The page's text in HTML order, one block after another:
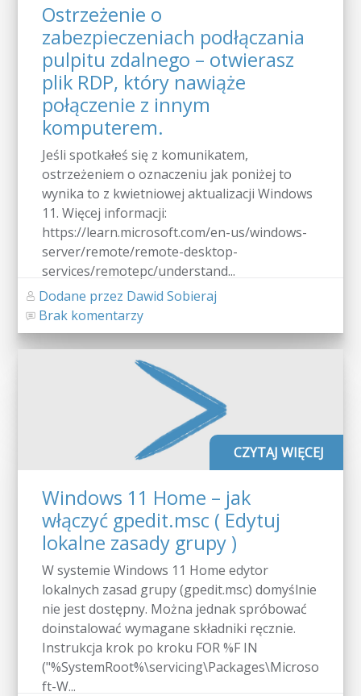
Ostrzeżenie o
zabezpieczeniach podłączania
pulpitu zdalnego – otwierasz
plik RDP, który nawiąże
połączenie z innym
komputerem.
Jeśli spotkałeś się z komunikatem,
ostrzeżeniem o oznaczeniu jak poniżej to
wynika to z kwietniowej aktualizacji Windows
11. Więcej informacji:
https://learn.microsoft.com/en-us/windows-
server/remote/remote-desktop-
services/remotepc/understand...
Dodane przez Dawid Sobieraj
Brak komentarzy
CZYTAJ WIĘCEJ
Windows 11 Home – jak
włączyć gpedit.msc ( Edytuj
lokalne zasady grupy )
W systemie Windows 11 Home edytor
lokalnych zasad grupy (gpedit.msc) domyślnie
nie jest dostępny. Można jednak spróbować
doinstalować wymagane składniki ręcznie.
Instrukcja krok po kroku FOR %F IN
("%SystemRoot%\servicing\Packages\Microso
ft-W...